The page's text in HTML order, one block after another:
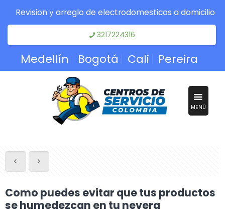
Revision y arreglo de electrodomesticos a domicilio
3217224316
Medellín Bogotá Cali Pereira
MENÚ
Como puedes evitar que tus productos
se humedezcan en tu nevera